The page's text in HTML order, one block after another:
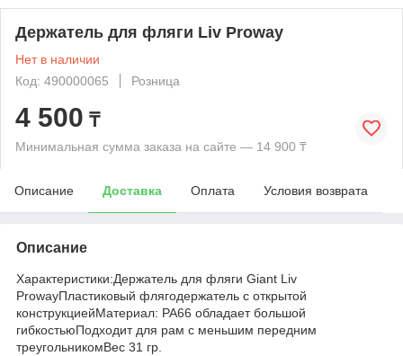
Держатель для фляги Liv Proway
Нет в наличии
Код: 490000065
Розница
4 500 ₸
Минимальная сумма заказа на сайте — 14 900 ₸
Описание Доставка Оплата Условия возврата
Описание
Характеристики:Держатель для фляги Giant Liv
ProwayПластиковый флягодержатель с открытой
конструкциейМатериал: PA66 обладает большой
гибкостьюПодходит для рам с меньшим передним
треугольникомВес 31 гр.